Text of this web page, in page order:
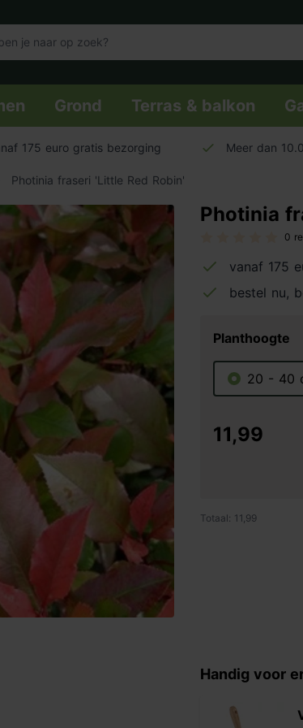
Grond Terras & balkon
175 euro gratis bezorging Meer dan
Photinia fraseri 'Little Red Robin'
Photinia
0
vanaf 175
bestel nu,
Planthoogte
20 - 40
11,99
Totaal: 11,99
Handig voor